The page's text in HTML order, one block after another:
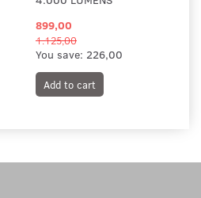
899,00
1.125,00
You save: 226,00
Add to cart